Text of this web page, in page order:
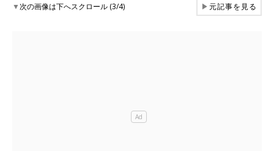
▼次の画像は下へスクロール (3/4) ▶元記事を見る